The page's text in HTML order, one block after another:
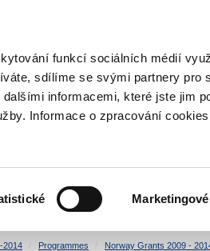
funkcí sociálních médií
sdílíme se svými partnery pro
informacemi, které jste jim
Informace o zpracování
Marketingové
JUSTICE
2014 Programmes Norway Grants 2009 -